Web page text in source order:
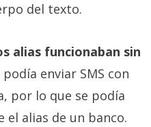
del texto.
alias funcionaban sin
enviar SMS con
por lo que se podía
alias de un banco.